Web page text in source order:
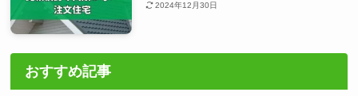
2024年12月30日
おすすめ記事